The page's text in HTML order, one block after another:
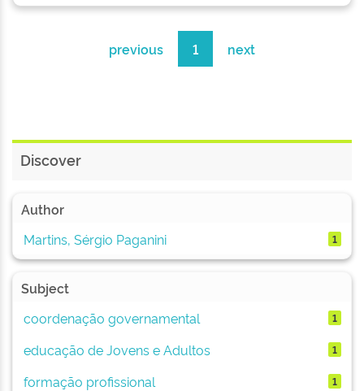
previous 1 next
Discover
Author
Martins, Sérgio Paganini
1
Subject
coordenação governamental
1
educação de Jovens e Adultos 1
formação profissional 1